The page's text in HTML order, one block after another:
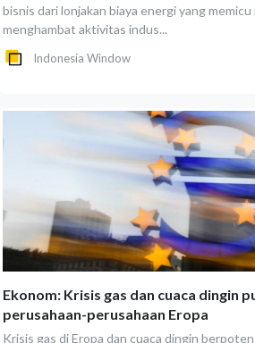
bisnis dari lonjakan biaya energi yang
menghambat aktivitas indus...
Indonesia Window
Ekonom: Krisis gas dan cuaca dingin
perusahaan-perusahaan Eropa
Krisis gas di Eropa dan cuaca dingin